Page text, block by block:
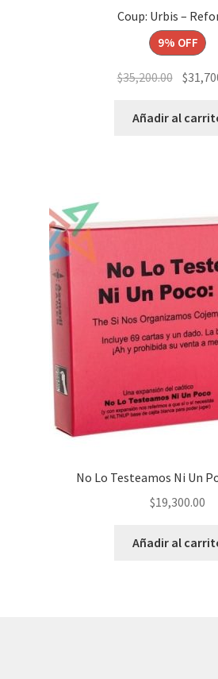
Coup: Urbis –
9% OFF
$35,200.00 El
original
$
Añadir al
No Lo Testeamos Ni Un
$19,300.00
Añadir al